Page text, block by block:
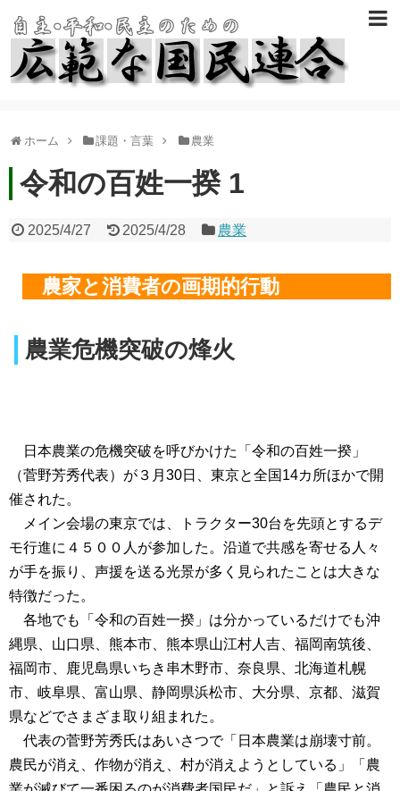
ホーム 課題・言葉 農業
令和の百姓一揆 1
2025/4/27 2025/4/28 農業
農家と消費者の画期的行動
農業危機突破の烽火
日本農業の危機突破を呼びかけた「令和の百姓一揆」
（菅野芳秀代表）が３月30日、東京と全国14カ所ほかで開
催された。
メイン会場の東京では、トラクター30台を先頭とするデ
モ行進に４５００人が参加した。沿道で共感を寄せる人々
が手を振り、声援を送る光景が多く見られたことは大きな
特徴だった。
各地でも「令和の百姓一揆」は分かっているだけでも沖
縄県、山口県、熊本市、熊本県山江村人吉、福岡南筑後、
福岡市、鹿児島県いちき串木野市、奈良県、北海道札幌
市、岐阜県、富山県、静岡県浜松市、大分県、京都、滋賀
県などでさまざま取り組まれた。
代表の菅野芳秀氏はあいさつで「日本農業は崩壊寸前。
農民が消え、作物が消え、村が消えようとしている」「農